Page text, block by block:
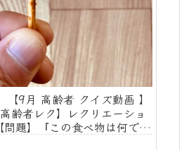
【9月 高齢者 クイズ動画 】
齢者レク】レクリエーショ
問題】『この食べ物は何でし
『串カツ』